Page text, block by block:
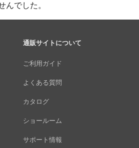
んでした。
通販サイトについて
ご利用ガイド
よくある質問
カタログ
ショールーム
サポート情報